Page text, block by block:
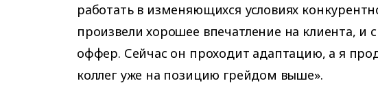
работать в изменяющихся условиях
произвели хорошее впечатление на клиента, и
оффер. Сейчас он проходит адаптацию, а я
коллег уже на позицию грейдом выше».